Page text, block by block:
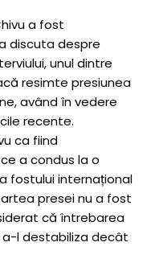
a fost
discuta despre
unul dintre
resimte presiunea
având în vedere
recente.
ca fiind
a condus la o
fostului internațional
presei nu a fost
că întrebarea
l destabiliza decât